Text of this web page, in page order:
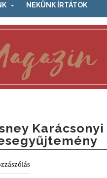
NEKÜNK ÍRTÁTOK
Karácsonyi